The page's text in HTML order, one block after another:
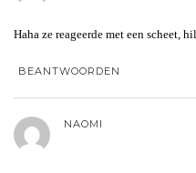
Haha ze reageerde met een scheet,
BEANTWOORDEN
NAOMI